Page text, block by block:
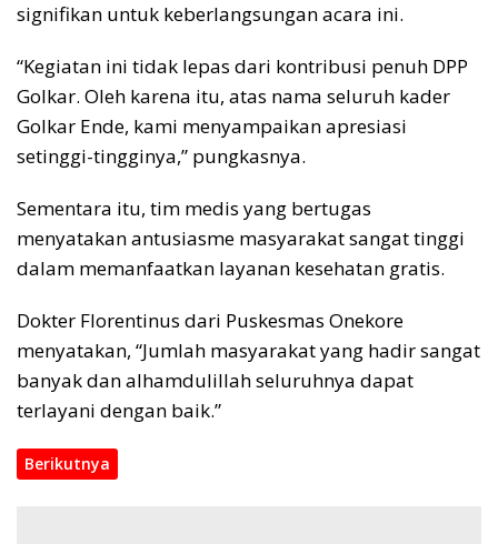
signifikan untuk keberlangsungan acara ini.
“Kegiatan ini tidak lepas dari kontribusi penuh DPP
Golkar. Oleh karena itu, atas nama seluruh kader
Golkar Ende, kami menyampaikan apresiasi
setinggi-tingginya,” pungkasnya.
Sementara itu, tim medis yang bertugas
menyatakan antusiasme masyarakat sangat tinggi
dalam memanfaatkan layanan kesehatan gratis.
Dokter Florentinus dari Puskesmas Onekore
menyatakan, “Jumlah masyarakat yang hadir sangat
banyak dan alhamdulillah seluruhnya dapat
terlayani dengan baik.”
Berikutnya